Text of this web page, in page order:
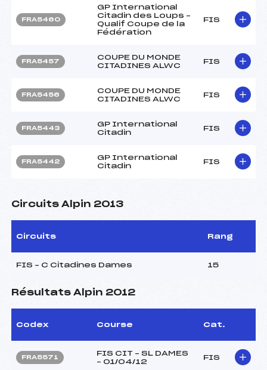
FRA5460
GP International
Citadin des Loups –
Qualif Coupe de la
Fédération
FIS
FRA5457
COUPE DU MONDE
CITADINES ALWC
FIS
FRA5456
COUPE DU MONDE
CITADINES ALWC
FIS
FRA5443
GP International
Citadin
FIS
FRA5442
GP International
Citadin
FIS
Circuits Alpin 2013
Circuits Rang
FIS – C Citadines Dames 15
Résultats Alpin 2012
Codex Course Cat.
FRA5571
FIS CIT – SL DAMES
– 01/04/12
FIS